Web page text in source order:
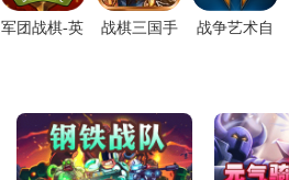
军团战棋-英
战棋三国手
战争艺术自